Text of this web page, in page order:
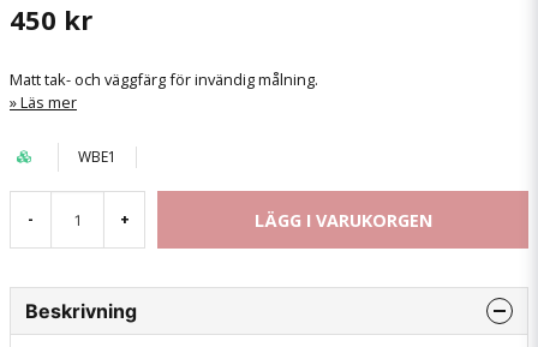
450 kr
Matt tak- och väggfärg för invändig målning.
Läs mer
WBE1
- + LÄGG I VARUKORGEN
Beskrivning